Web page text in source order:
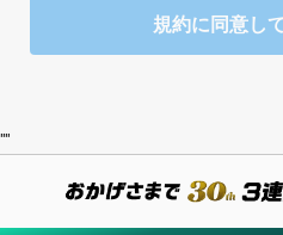
規約に同意し
""